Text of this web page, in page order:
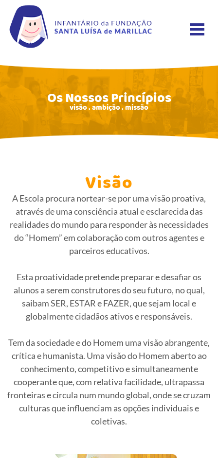
Os Nossos Princípios
visão . ambição . missão
Visão
A Escola procura nortear-se por uma visão proativa,
através de uma consciência atual e esclarecida das
realidades do mundo para responder às necessidades
do “Homem” em colaboração com outros agentes e
parceiros educativos.
Esta proatividade pretende preparar e desafiar os
alunos a serem construtores do seu futuro, no qual,
saibam SER, ESTAR e FAZER, que sejam local e
globalmente cidadãos ativos e responsáveis.
Tem da sociedade e do Homem uma visão abrangente,
crítica e humanista. Uma visão do Homem aberto ao
conhecimento, competitivo e simultaneamente
cooperante que, com relativa facilidade, ultrapassa
fronteiras e circula num mundo global, onde se cruzam
culturas que influenciam as opções individuais e
coletivas.